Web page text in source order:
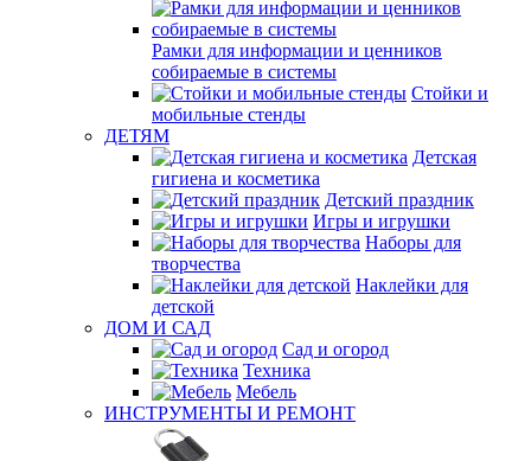
Рамки для информации и ценников
собираемые в системы
Стойки и
мобильные стенды
ДЕТЯМ
Детская
гигиена и косметика
Детский праздник
Игры и игрушки
Наборы для
творчества
Наклейки для
детской
ДОМ И САД
Сад и огород
Техника
Мебель
ИНСТРУМЕНТЫ И РЕМОНТ